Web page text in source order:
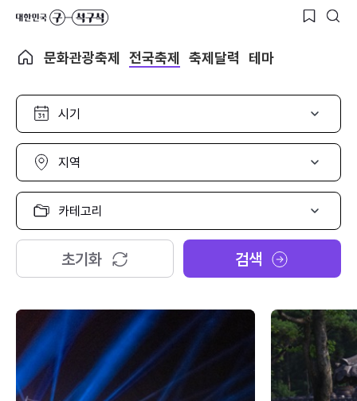
문화관광축제 전국축제 축제달력 테마
시
선
택
지
선
택
카
고
리
택
초기화 검색